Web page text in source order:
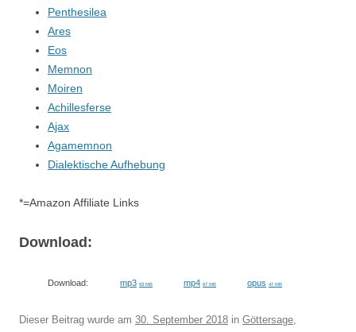
Penthesilea
Ares
Eos
Memnon
Moiren
Achillesferse
Ajax
Agamemnon
Dialektische Aufhebung
*=Amazon Affiliate Links
Download:
Download: mp3 93 MB mp4 67 MB opus 47 MB
Dieser Beitrag wurde am 30. September 2018 in Göttersage,